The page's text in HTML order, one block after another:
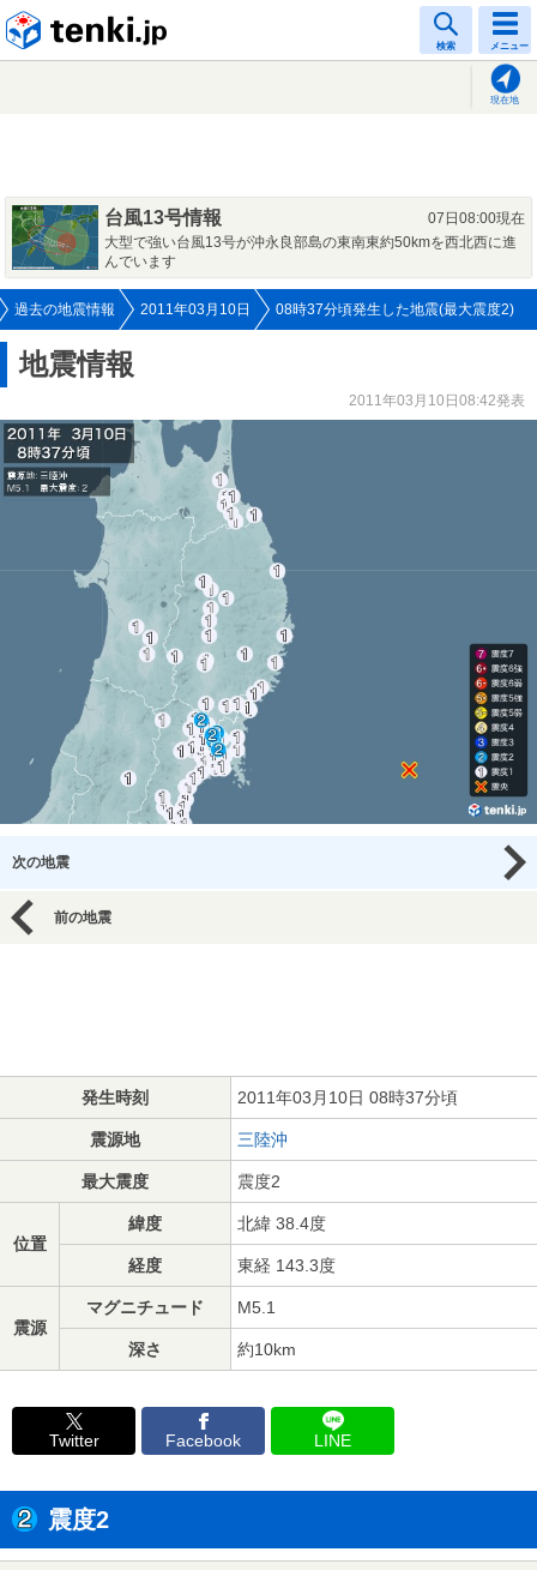
検索 メニュー
現在地
台風13号情報
07日08:00現在
大型で強い台風13号が沖永良部島の東南東約50kmを西北西に進
んでいます
過去の地震情報 2011年03月10日 08時37分頃発生した地震(最大震度2)
地震情報
2011年03月10日08:42発表
次の地震
前の地震
発生時刻 2011年03月10日 08時37分頃
震源地 三陸沖
最大震度 震度2
位置
緯度 北緯 38.4度
経度 東経 143.3度
震源
マグニチュード M5.1
深さ 約10km
Twitter Facebook LINE
震度2